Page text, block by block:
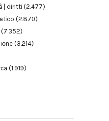
| diritti (2.477)
(2.870)
(7.352)
(3.214)
(1.919)